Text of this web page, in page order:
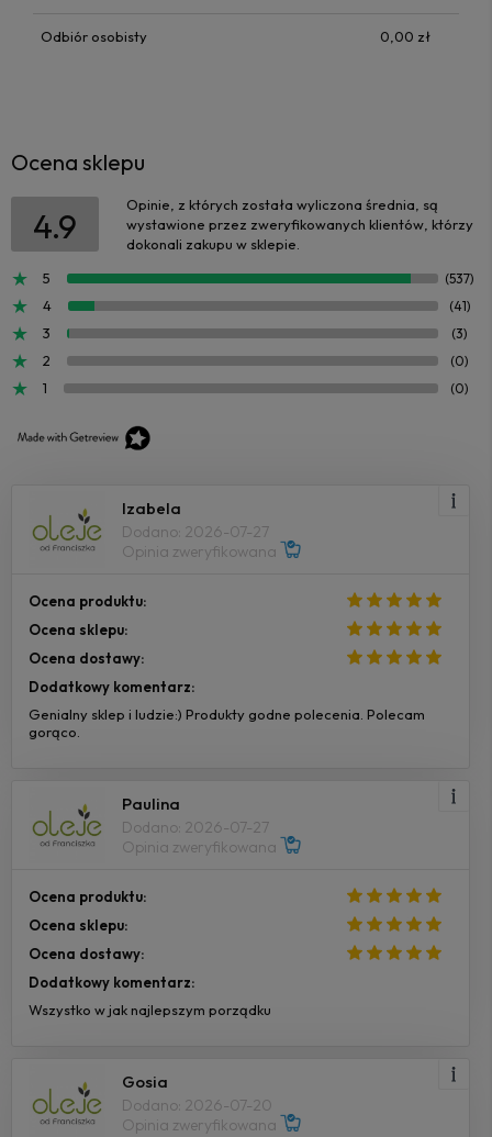
Odbiór osobisty 0,00 zł
Ocena sklepu
4.9
Opinie, z których została wyliczona średnia, są
wystawione przez zweryfikowanych klientów, którzy
dokonali zakupu w sklepie.
5
(537)
4 (41)
3 (3)
2 (0)
1 (0)
Izabela
Dodano: 2026-07-27
Opinia zweryfikowana
Ocena produktu:
Ocena sklepu:
Ocena dostawy:
Dodatkowy komentarz:
Genialny sklep i ludzie:) Produkty godne polecenia. Polecam
gorąco.
Paulina
Dodano: 2026-07-27
Opinia zweryfikowana
Ocena produktu:
Ocena sklepu:
Ocena dostawy:
Dodatkowy komentarz:
Wszystko w jak najlepszym porządku
Gosia
Dodano: 2026-07-20
Opinia zweryfikowana